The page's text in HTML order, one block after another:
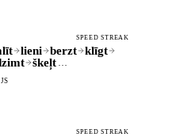
SPEED STREAK
lieni berzt
klīgt
škeļt …
SPEED STREAK